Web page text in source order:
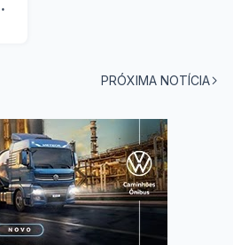
PRÓXIMA NOTÍCIA